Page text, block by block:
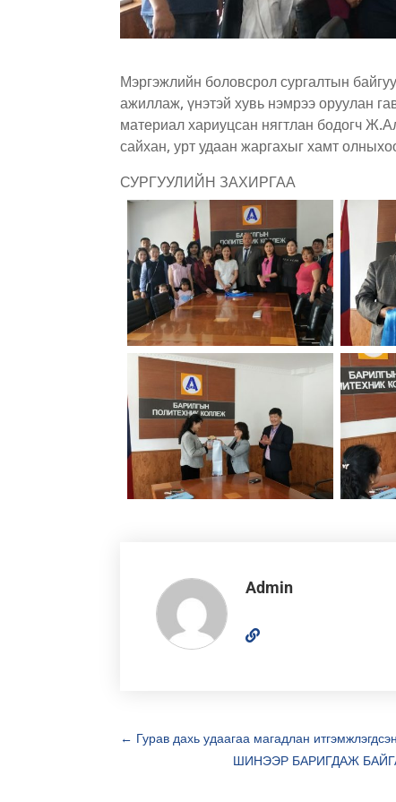
Мэргэжлийн боловсрол сургалтын
ажиллаж, үнэтэй хувь нэмрээ оруулан
материал хариуцсан нягтлан бодогч
сайхан, урт удаан жаргахыг хамт
СУРГУУЛИЙН ЗАХИРГАА
Admin
← Гурав дахь удаагаа магадлан
ШИНЭЭР БАРИГДАЖ